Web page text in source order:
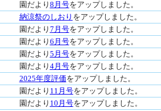
園だより 8月号をアップしました。
納涼祭のしおり をアップしました。
園だより 7月号をアップしました。
園だより 6月号をアップしました。
園だより 5月号をアップしました。
園だより 4月号をアップしました。
2025年度評価をアップしました。
園だより 11月号をアップしました。
園だより 10月号をアップしました。